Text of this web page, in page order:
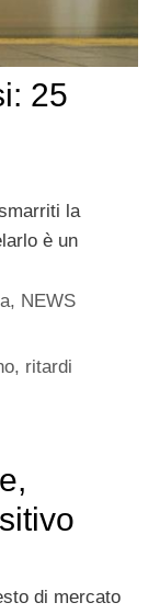
25
la
è un
, NEWS
, ritardi
di mercato